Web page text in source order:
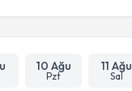
10 Ağu
Pzt
11 Ağu
Sal